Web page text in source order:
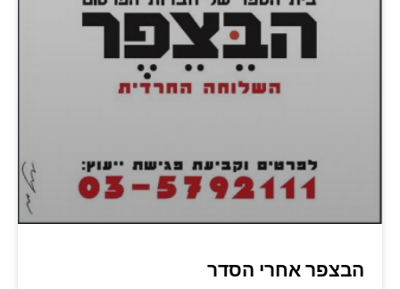
הבצפר אחרי הסדר